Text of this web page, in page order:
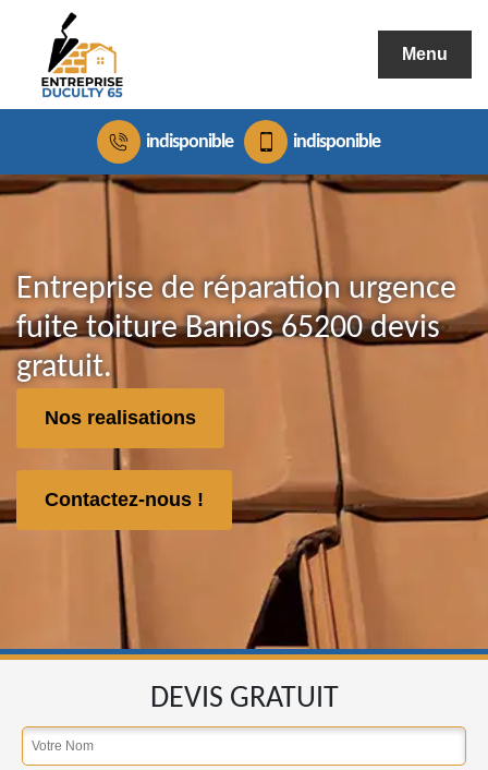
Menu
indisponible indisponible
Entreprise de réparation urgence
fuite toiture Banios 65200 devis
gratuit.
Nos realisations
Contactez-nous !
DEVIS GRATUIT